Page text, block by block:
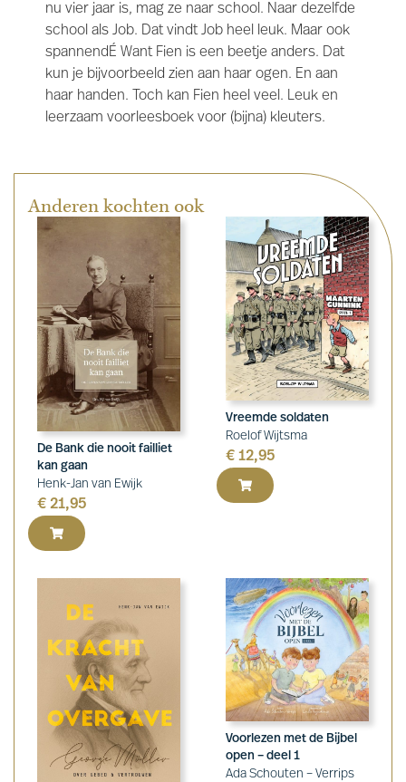
nu vier jaar is, mag ze naar school. Naar dezelfde
school als Job. Dat vindt Job heel leuk. Maar ook
spannendÉ Want Fien is een beetje anders. Dat
kun je bijvoorbeeld zien aan haar ogen. En aan
haar handen. Toch kan Fien heel veel. Leuk en
leerzaam voorleesboek voor (bijna) kleuters.
Anderen kochten ook
De Bank die nooit failliet
kan gaan
Henk-Jan van Ewijk
€ 21,95
Vreemde soldaten
Roelof Wijtsma
€ 12,95
Voorlezen met de Bijbel
open – deel 1
Ada Schouten – Verrips